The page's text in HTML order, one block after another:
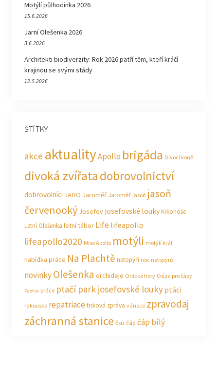
Motýlí půlhodinka 2026
15.6.2026
Jarní Olešenka 2026
3.6.2026
Architekti biodiverzity: Rok 2026 patří těm, kteří kráčí
krajinou se svými stády
12.5.2026
ŠTÍTKY
akce aktualityApollo brigáda Divocí koně
divoká zvířatadobrovolnictví
dobrovolníci JARO JaroměřJaroměř jasoň jasoň
červenooký Josefov josefovské loukyKrkonoše
Letní Olešenka letní tábor Life lifeapollo
lifeapollo2020 Mise Apollo motýli motýlí král
nabídka práce Na Plachtě netopýři noc netopýrů
novinkyOlešenka orchideje Orlické hory Oáza pro čápy
Pastva práce ptačí park josefovské louky ptáci
rakousko repatriacetisková zpráva vánoce zpravodaj
záchranná stanice čso čáp čáp bílý